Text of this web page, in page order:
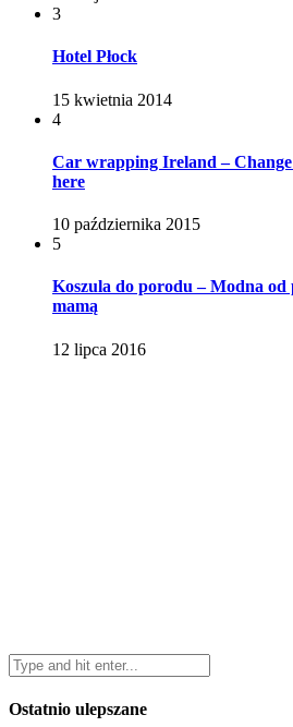
3
Hotel Płock
15 kwietnia 2014
4
Car wrapping Ireland –
here
10 października 2015
5
Koszula do porodu – Modna od
mamą
12 lipca 2016
Ostatnio ulepszane